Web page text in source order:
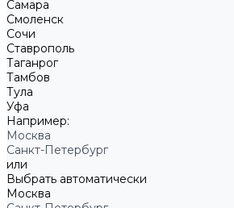
Самара
Смоленск
Сочи
Ставрополь
Таганрог
Тамбов
Тула
Уфа
Например:
Москва
Санкт-Петербург
или
Выбрать автоматически
Москва